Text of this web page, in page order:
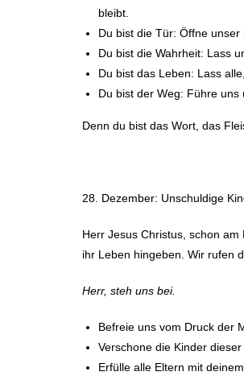
bleibt.
Du bist die Tür: Öffne
Du bist die Wahrheit: Lass
Du bist das Leben: Lass
Du bist der Weg: Führe uns
Denn du bist das Wort, das
28. Dezember: Unschuldige
Herr Jesus Christus, schon
ihr Leben hingeben. Wir rufen
Herr, steh uns bei.
Befreie uns vom Druck der
Verschone die Kinder
Erfülle alle Eltern mit